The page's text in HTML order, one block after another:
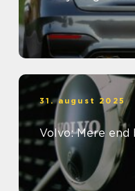
31. august 2025
Volvo: Mere end